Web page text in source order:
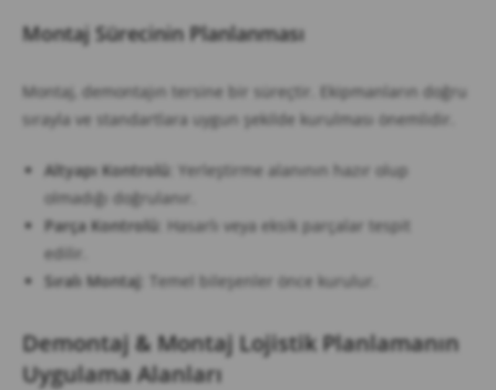
Montaj Sürecinin Planlanması
Montaj, demontajın tersine bir süreçtir. Ekipmanların doğru
sırayla ve standartlara uygun şekilde kurulması önemlidir.
Altyapı Kontrolü : Yerleştirme alanının hazır olup
olmadığı doğrulanır.
Parça Kontrolü : Hasarlı veya eksik parçalar tespit
edilir.
Sıralı Montaj : Temel bileşenler önce kurulur.
Demontaj & Montaj Lojistik Planlamanın
Uygulama Alanları